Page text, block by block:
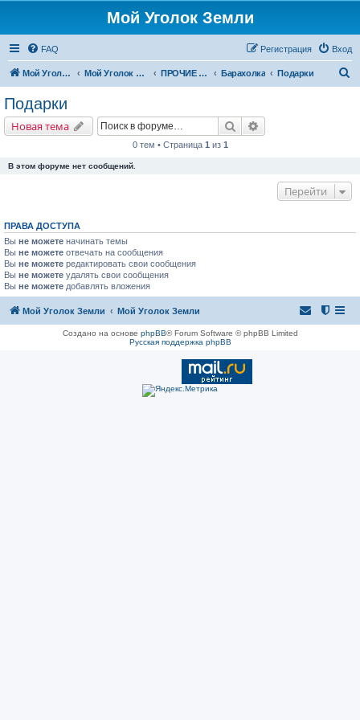
Мой Уголок Земли
FAQ Вход
Регистрация
Мой Уголок Земли Мой Уголок Земли ПРОЧИЕ ФОРУМЫ Барахолка Подарки
Подарки
Новая тема Поиск
0 тем • Страница 1 из 1
В этом форуме нет сообщений.
Перейти
ПРАВА ДОСТУПА
Вы не можете начинать темы
Вы не можете отвечать на сообщения
Вы не можете редактировать свои сообщения
Вы не можете удалять свои сообщения
Вы не можете добавлять вложения
Мой Уголок Земли Мой Уголок Земли
Создано на основе phpBB® Forum Software © phpBB Limited
Русская поддержка phpBB